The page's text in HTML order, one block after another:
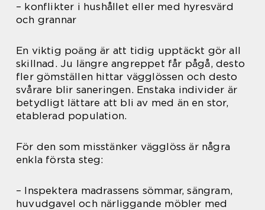
– konflikter i hushållet eller med hyresvärd
och grannar
En viktig poäng är att tidig upptäckt gör all
skillnad. Ju längre angreppet får pågå, desto
fler gömställen hittar vägglössen och desto
svårare blir saneringen. Enstaka individer är
betydligt lättare att bli av med än en stor,
etablerad population.
För den som misstänker vägglöss är några
enkla första steg:
– Inspektera madrassens sömmar, sängram,
huvudgavel och närliggande möbler med